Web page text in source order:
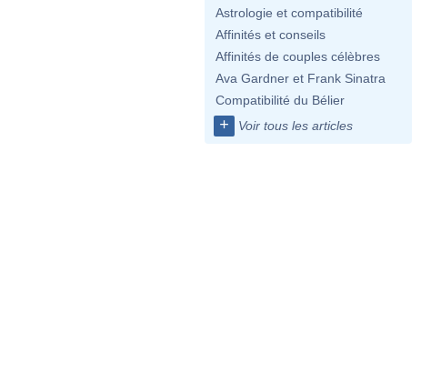
Astrologie et compatibilité
Affinités et conseils
Affinités de couples célèbres
Ava Gardner et Frank Sinatra
Compatibilité du Bélier
+ Voir tous les articles